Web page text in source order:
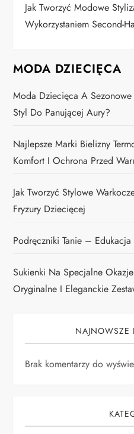
w
p
i
s
ó
w
Jak Tworzyć Modowe
Wykorzystaniem Second-
MODA DZIECIĘCA
Moda Dziecięca A
Styl Do Panującej Aury?
Najlepsze Marki Bielizny
Komfort I Ochrona Przed
Jak Tworzyć Stylowe
Fryzury Dziecięcej
Podręczniki Tanie –
Sukienki Na Specjalne
Oryginalne I Eleganckie
NAJNOWSZE
Brak komentarzy do